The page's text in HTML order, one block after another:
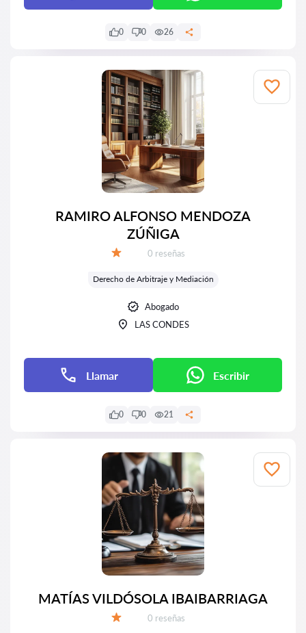
0 0 26
RAMIRO ALFONSO MENDOZA
ZÚÑIGA
Número de reseñas:
0 reseñas
Derecho de Arbitraje y Mediación
Abogado
LAS CONDES
Llamar Escribir
0 0 21
MATÍAS VILDÓSOLA IBAIBARRIAGA
Número de reseñas:
0 reseñas